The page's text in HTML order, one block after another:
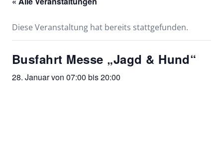
Diese Veranstaltung hat bereits stattgefunden.
Busfahrt Messe „Jagd & Hund“
28. Januar von 07:00 bis20:00